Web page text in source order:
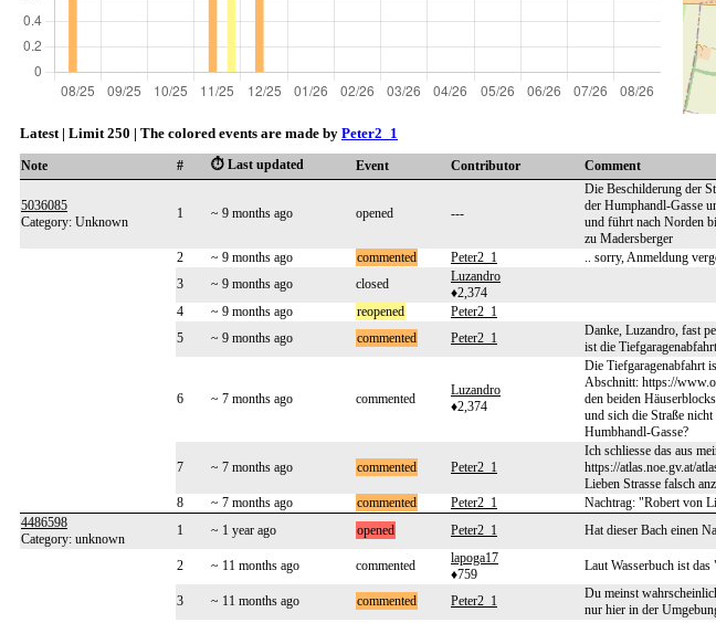
Latest | Limit 250 | The colored events are made by Peter2_1
Note # ⏱️ Last updated Event Contributor Comment
5036085
Category: Unknown
1 ~ 9 months ago opened ---
Die Beschilderung der
der Humphandl-Gasse
und führt nach Norden
zu Madersberger
2
~ 9 months ago commented Peter2_1
.. sorry, Anmeldung
3
~ 9 months ago closed
Luzandro
♦2,374
4
~ 9 months ago reopened
Peter2_1
5
~ 9 months ago commented Peter2_1
Danke, Luzandro, fast
ist die
6 ~ 7 months ago commented
Luzandro
♦2,374
Die Tiefgaragenabfahrt
Abschnitt: https://
den beiden
und sich die Straße
Humbhandl-Gasse?
7 ~ 7 months ago commented Peter2_1
Ich schliesse das aus
https://atlas.noe.gv.at/
Lieben Strasse falsch
8
~ 7 months ago commented Peter2_1
Nachtrag: "Robert von
4486598
Category: unknown
1 ~ 1 year ago opened Peter2_1 Hat dieser Bach einen
2 ~ 11 months ago commented
lapoga17
♦759
Laut Wasserbuch ist
3 ~ 11 months ago commented Peter2_1
Du meinst
nur hier in der